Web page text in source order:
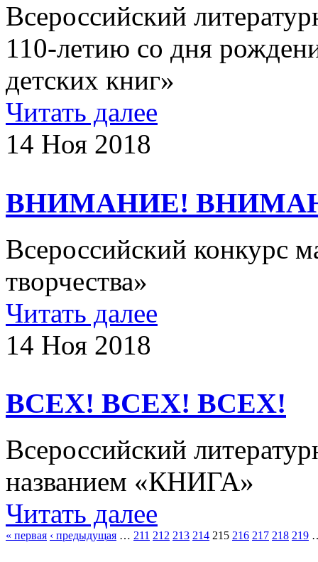
Всероссийский
110-летию со дня
детских книг»
Читать далее
14 Ноя 2018
ВНИМАНИЕ!
Всероссийский конкурс
творчества»
Читать далее
14 Ноя 2018
ВСЕХ! ВСЕХ! ВСЕХ!
Всероссийский
названием «КНИГА»
Читать далее
« первая ‹ предыдущая … 211 212 213 214 215 216 217 218 219